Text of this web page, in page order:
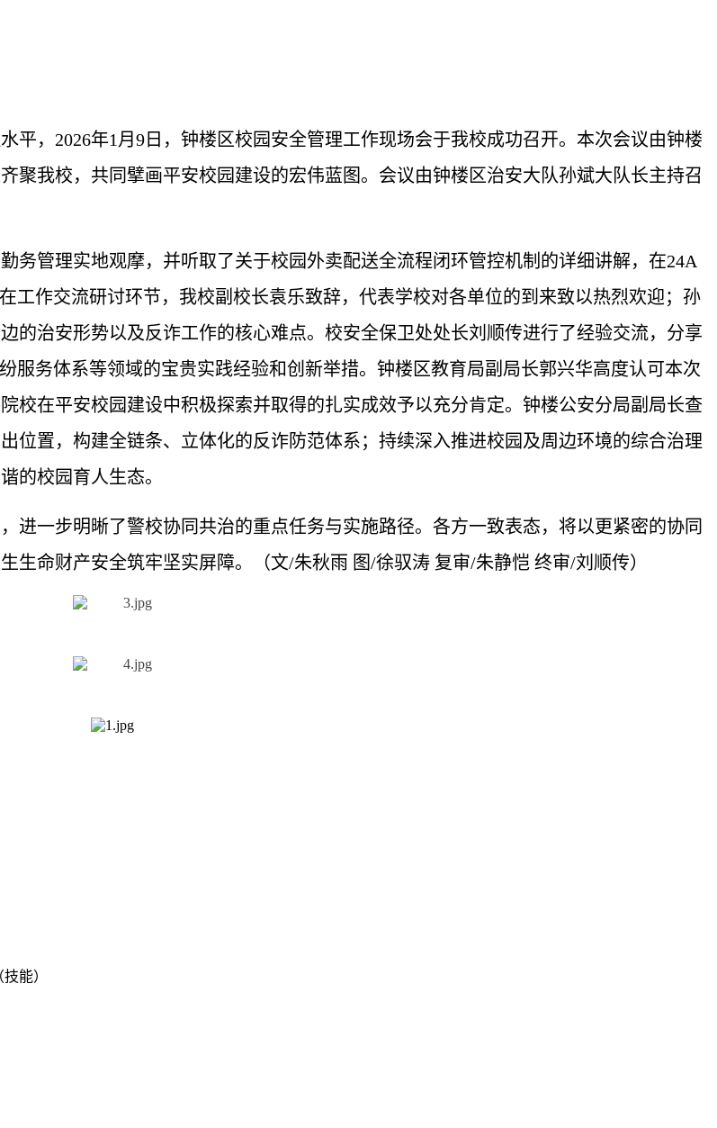
平，2026年1月9日，钟楼区校园安全管理工作现场会于我校成功召开。本次会议由钟楼
聚我校，共同擘画平安校园建设的宏伟蓝图。会议由钟楼区治安大队孙斌大队长主持召
务管理实地观摩，并听取了关于校园外卖配送全流程闭环管控机制的详细讲解，在24A
工作交流研讨环节，我校副校长袁乐致辞，代表学校对各单位的到来致以热烈欢迎；孙
的治安形势以及反诈工作的核心难点。校安全保卫处处长刘顺传进行了经验交流，分享
服务体系等领域的宝贵实践经验和创新举措。钟楼区教育局副局长郭兴华高度认可本次
校在平安校园建设中积极探索并取得的扎实成效予以充分肯定。钟楼公安分局副局长查
位置，构建全链条、立体化的反诈防范体系；持续深入推进校园及周边环境的综合治理
的校园育人生态。
进一步明晰了警校协同共治的重点任务与实施路径。各方一致表态，将以更紧密的协同
生命财产安全筑牢坚实屏障。
（文/朱秋雨 图/徐驭涛 复审/朱静恺 终审/刘顺传）
能）